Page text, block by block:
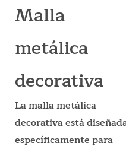
Malla
metálica
decorativa
La malla metálica
decorativa está
específicamente para